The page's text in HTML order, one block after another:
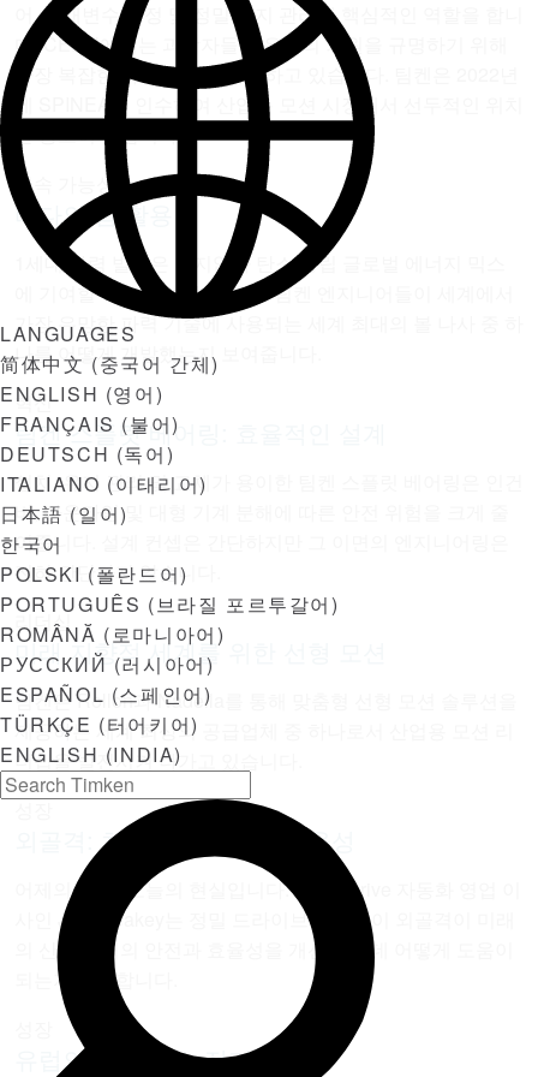
LANGUAGES
简体中文 (중국어 간체)
ENGLISH (영어)
FRANÇAIS (불어)
DEUTSCH (독어)
ITALIANO (이태리어)
日本語 (일어)
한국어
POLSKI (폴란드어)
PORTUGUÊS ( 브라질 포르투갈어)
ROMÂNĂ ( 로마니아어)
РУССКИЙ (러시아어)
ESPAÑOL (스페인어)
TÜRKÇE (터어키어)
ENGLISH (INDIA)
어, 매개변수 설정 및 정밀 유지 관리에 핵심적인 역할을 합니
다. CERN에서는 과학자들이 우주의 기원을 규명하기 위해
가장 복잡한 과학 장비를 사용하고 있습니다. 팀켄은 2022년
에 SPINEA를 인수하여 산업용 모션 시장에서 선두적인 위치
를 공고히 했습니다.
지속 가능성
바다의 힘 활용
1세대 파력 발전은 머지않아 탄소 중립 글로벌 에너지 믹스
에 기여할 수 있습니다. 다음은 팀켄 엔지니어들이 세계에서
가장 유망한 파력 기술에 사용되는 세계 최대의 볼 나사 중 하
나를 어떻게 개발했는지 보여줍니다.
혁신
팀켄 스플릿 베어링: 효율적인 설계
설치, 유지 관리 및 교체가 용이한 팀켄 스플릿 베어링은 인건
비, 다운타임 및 대형 기계 분해에 따른 안전 위험을 크게 줄
여줍니다. 설계 컨셉은 간단하지만 그 이면의 엔지니어링은
전혀 간단하지 않습니다.
리더십
미래 지향적 세계를 위한 선형 모션
팀켄은 Rollon과 Nadella를 통해 맞춤형 선형 모션 솔루션을
제공하는 세계 최상의 공급업체 중 하나로서 산업용 모션 리
더십을 발전시켜 나가고 있습니다.
외골격: 차세대 이동성과 효율성
어제의 SF가 오늘의 현실입니다. Cone Drive 자동화 영업 이
사인 Jeff Breakey는 정밀 드라이브 솔루션이 외골격이 미래
의 산업 인력의 안전과 효율성을 개선하는 데 어떻게 도움이
되는지 설명합니다.
유럽의 도시 버스 전기화